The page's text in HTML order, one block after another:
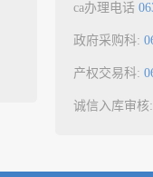
ca办理电话
政府采购科:
产权交易科:
诚信入库审